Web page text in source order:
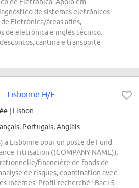
de sistemas eletrónicos.
Eletrónica/áreas afins,
de eletrónica e inglês técnico.
cantina e transporte
- Lisbonne H/F
| Lisbon
Portugais, Anglais
à Lisbonne pour un poste de Fund
Titrisation ((COMPANY NAME)).
financière de fonds de
de risques, coordination avec
internes. Profil recherché : Bac+5